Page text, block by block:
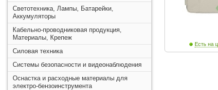
Светотехника, Лампы, Батарейки,
Аккумуляторы
Кабельно-проводниковая продукция,
Материалы, Крепеж
Силовая техника
Системы безопасности и видеонаблюдения
Оснастка и расходные материалы для
электро-бензоинструмента
Есть на